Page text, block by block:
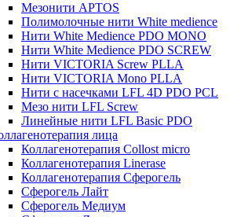
Мезонити APTOS
Полимолочные нити White medience
Нити White Medience PDO MONO
Нити White Medience PDO SCREW
Нити VICTORIA Screw PLLA
Нити VICTORIA Mono PLLA
Нити с насечками LFL 4D PDO PCL
Мезо нити LFL Screw
Линейные нити LFL Basic PDO
лица
Коллагенотерапия Collost micro
Коллагенотерапия Linerase
Коллагенотерапия Сферогель
Сферогель Лайт
Сферогель Медиум